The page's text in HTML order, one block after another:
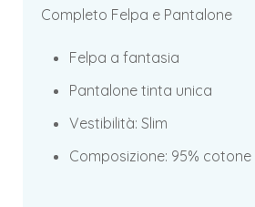
Completo Felpa e Pantalone
Felpa a fantasia
Pantalone tinta unica
Vestibilità: Slim
Composizione: 95%